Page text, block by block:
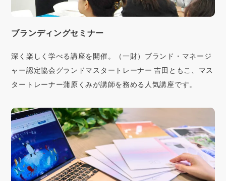
ブランディングセミナー
深く楽しく学べる講座を開催。（一財）ブランド・マネージ
ャー認定協会グランドマスタートレーナー 吉田ともこ、マス
タートレーナー蒲原くみが講師を務める人気講座です。